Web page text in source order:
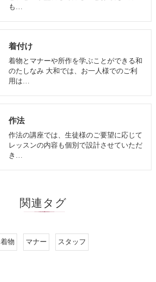
も…
着付け
着物とマナーや所作を学ぶことができる和
のたしなみ 大和では、お一人様でのご利
用は…
作法
作法の講座では、生徒様のご要望に応じて
レッスンの内容も個別で設計させていただ
き…
関連タグ
着物 マナー スタッフ